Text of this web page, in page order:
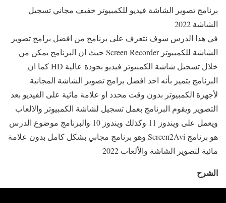
برنامج تصوير الشاشة فيديو للكمبيوتر خفيف مجاني تسجيل
الشاشة 2022
في هذا الدرس سوف نتعرف على برنامج من افضل برامج تصوير
الشاشة للكمبيوتر Screen Recorder حيث ان البرنامج يمكن من
خلال تسجيل شاشة الكمبيوتر فيديو بجودة عالية HD كما ان
البرنامج يتميز بأنه احد افضل برامج تصوير الشاشة المجانية
لأجهزة الكمبيوتر بدون وقت محدد او علامة مائية على الفيديو بعد
التصوير ويقوم البرنامج بعمل تسجيل لشاشة الكمبيوتر والالعاب
ويعمل على ويندوز 11 وكذلك ويندوز 10 والبرنامج موضوع الدرس
هو برنامج Screen2Avi وهو برنامج مجاني بشكل كامل بدون علامة
مائية لتصوير الشاشة والألعاب 2022
الشرح